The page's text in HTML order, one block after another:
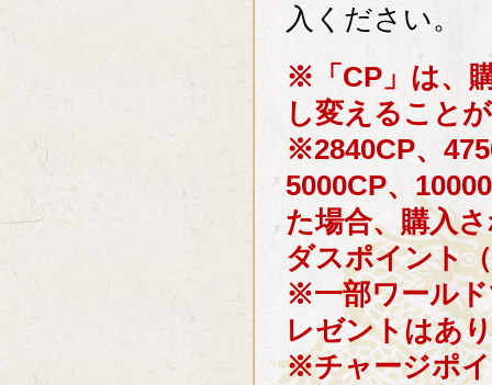
入ください。
※「CP」は、
し変えること
※2840CP、
5000CP、
た場合、購入
ダスポイント
※一部ワール
レゼントはあ
※チャージポイ